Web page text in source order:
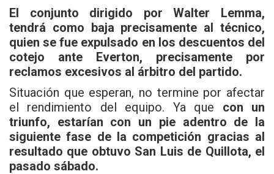
El conjunto dirigido por Walter Lemma,
tendrá como baja precisamente al técnico,
quien se fue expulsado en los descuentos del
cotejo ante Everton, precisamente por
reclamos excesivos al árbitro del partido.
Situación que esperan, no termine por afectar
el rendimiento del equipo. Ya que con un
triunfo, estarían con un pie adentro de la
siguiente fase de la competición gracias al
resultado que obtuvo San Luis de Quillota, el
pasado sábado.